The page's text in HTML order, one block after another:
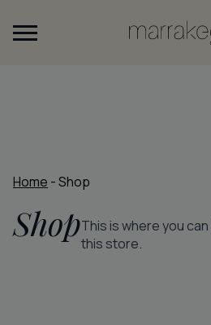
Home -Shop
ShopThis is where you
this store.